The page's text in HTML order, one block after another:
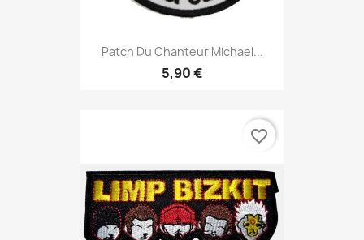
Patch Du Chanteur Michael...
5,90 €
favorite_border